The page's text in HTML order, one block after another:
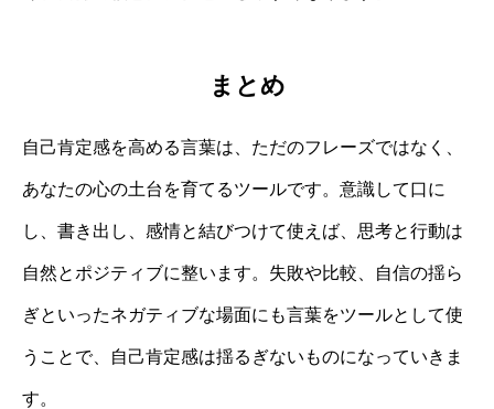
まとめ
自己肯定感を高める言葉は、ただのフレーズではなく、
あなたの心の土台を育てるツールです。意識して口に
し、書き出し、感情と結びつけて使えば、思考と行動は
自然とポジティブに整います。失敗や比較、自信の揺ら
ぎといったネガティブな場面にも言葉をツールとして使
うことで、自己肯定感は揺るぎないものになっていきま
す。